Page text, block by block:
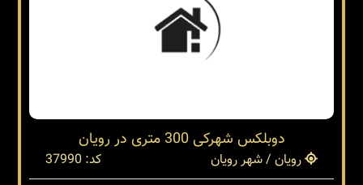
دوبلکس شهرکی 300 متری در رویان
رویان / شهر رویان
کد: 37990